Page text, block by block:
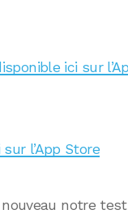
ici sur
l’App Store
notre